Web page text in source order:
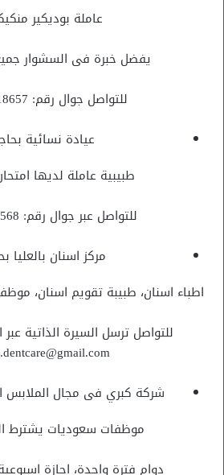
عاملة بوديكير
يفضل خبرة فى السشوار
للتواصل جوال رقم: 0552318657.
عيادة نسائية
طبيبية عاملة لديها
للتواصل عبر جوال رقم: 0500039568.
مركز اسنان بالعليا
اطباء اسنان، طبيبة تقويم اسنان،
للتواصل ترسل السيرة الذاتية عبر
شركة كبري فى مجال الملابس
موظفات سعوديات يشترط
دوام فترة واحدة، اجازة